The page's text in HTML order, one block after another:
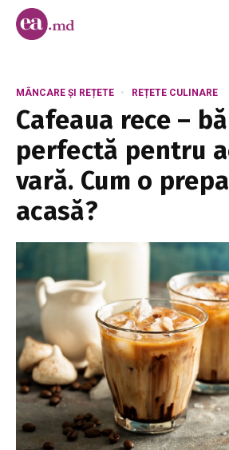
MÂNCARE ȘI REȚETE REȚETE CULINARE
Cafeaua rece –
perfectă pentru
vară. Cum o
acasă?